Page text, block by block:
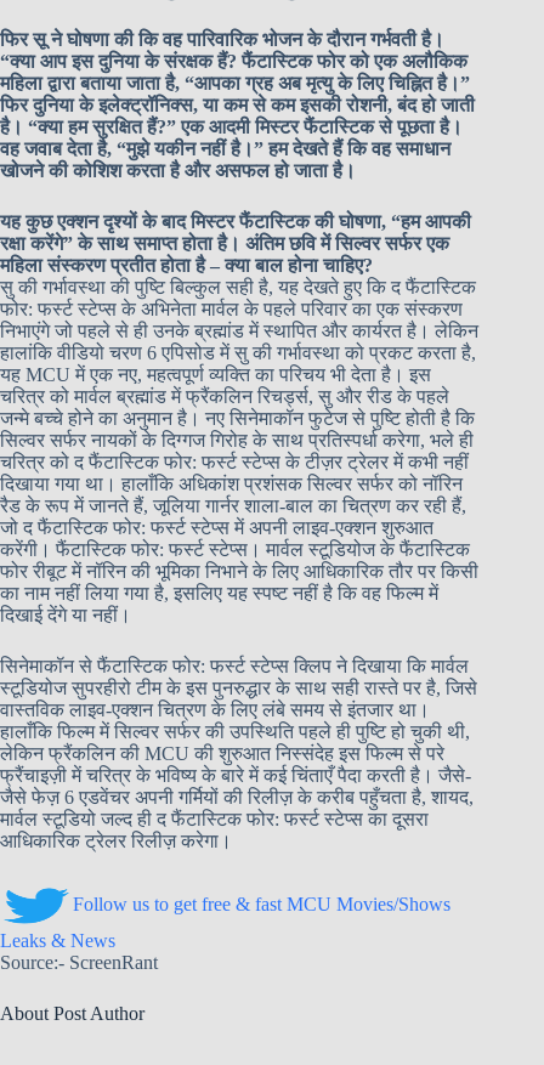
फिर सू ने घोषणा की कि वह पारिवारिक भोजन के दौरान गर्भवती है।
“क्या आप इस दुनिया के संरक्षक हैं? फैंटास्टिक फोर को एक अलौकिक
महिला द्वारा बताया जाता है, “आपका ग्रह अब मृत्यु के लिए चिह्नित है।”
फिर दुनिया के इलेक्ट्रॉनिक्स, या कम से कम इसकी रोशनी, बंद हो जाती
है। “क्या हम सुरक्षित हैं?” एक आदमी मिस्टर फैंटास्टिक से पूछता है।
वह जवाब देता है, “मुझे यकीन नहीं है।” हम देखते हैं कि वह समाधान
खोजने की कोशिश करता है और असफल हो जाता है।
यह कुछ एक्शन दृश्यों के बाद मिस्टर फैंटास्टिक की घोषणा, “हम आपकी
रक्षा करेंगे” के साथ समाप्त होता है। अंतिम छवि में सिल्वर सर्फर एक
महिला संस्करण प्रतीत होता है – क्या बाल होना चाहिए?
सु की गर्भावस्था की पुष्टि बिल्कुल सही है, यह देखते हुए कि द फैंटास्टिक
फोर: फर्स्ट स्टेप्स के अभिनेता मार्वल के पहले परिवार का एक संस्करण
निभाएंगे जो पहले से ही उनके ब्रह्मांड में स्थापित और कार्यरत है। लेकिन
हालांकि वीडियो चरण 6 एपिसोड में सु की गर्भावस्था को प्रकट करता है,
यह MCU में एक नए, महत्वपूर्ण व्यक्ति का परिचय भी देता है। इस
चरित्र को मार्वल ब्रह्मांड में फ्रैंकलिन रिचर्ड्स, सु और रीड के पहले
जन्मे बच्चे होने का अनुमान है। नए सिनेमाकॉन फुटेज से पुष्टि होती है कि
सिल्वर सर्फर नायकों के दिग्गज गिरोह के साथ प्रतिस्पर्धा करेगा, भले ही
चरित्र को द फैंटास्टिक फोर: फर्स्ट स्टेप्स के टीज़र ट्रेलर में कभी नहीं
दिखाया गया था। हालाँकि अधिकांश प्रशंसक सिल्वर सर्फर को नॉरिन
रैड के रूप में जानते हैं, जूलिया गार्नर शाला-बाल का चित्रण कर रही हैं,
जो द फैंटास्टिक फोर: फर्स्ट स्टेप्स में अपनी लाइव-एक्शन शुरुआत
करेंगी। फैंटास्टिक फोर: फर्स्ट स्टेप्स। मार्वल स्टूडियोज के फैंटास्टिक
फोर रीबूट में नॉरिन की भूमिका निभाने के लिए आधिकारिक तौर पर किसी
का नाम नहीं लिया गया है, इसलिए यह स्पष्ट नहीं है कि वह फिल्म में
दिखाई देंगे या नहीं।
सिनेमाकॉन से फैंटास्टिक फोर: फर्स्ट स्टेप्स क्लिप ने दिखाया कि मार्वल
स्टूडियोज सुपरहीरो टीम के इस पुनरुद्धार के साथ सही रास्ते पर है, जिसे
वास्तविक लाइव-एक्शन चित्रण के लिए लंबे समय से इंतजार था।
हालाँकि फिल्म में सिल्वर सर्फर की उपस्थिति पहले ही पुष्टि हो चुकी थी,
लेकिन फ्रैंकलिन की MCU की शुरुआत निस्संदेह इस फिल्म से परे
फ्रैंचाइज़ी में चरित्र के भविष्य के बारे में कई चिंताएँ पैदा करती है। जैसे-
जैसे फेज़ 6 एडवेंचर अपनी गर्मियों की रिलीज़ के करीब पहुँचता है, शायद,
मार्वल स्टूडियो जल्द ही द फैंटास्टिक फोर: फर्स्ट स्टेप्स का दूसरा
आधिकारिक ट्रेलर रिलीज़ करेगा।
Follow us to get free & fast MCU Movies/Shows
Leaks & News
Source:- ScreenRant
About Post Author